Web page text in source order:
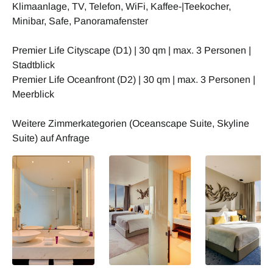
Klimaanlage, TV, Telefon, WiFi, Kaffee-|Teekocher,
Minibar, Safe, Panoramafenster
Premier Life Cityscape (D1) | 30 qm | max. 3 Personen |
Stadtblick
Premier Life Oceanfront (D2) | 30 qm | max. 3 Personen |
Meerblick
Weitere Zimmerkategorien (Oceanscape Suite, Skyline
Suite) auf Anfrage